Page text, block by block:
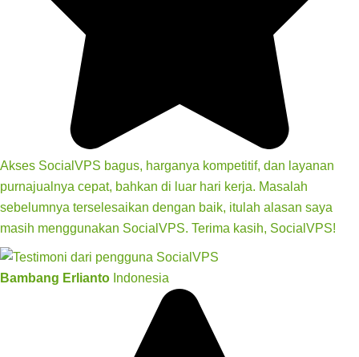
Akses SocialVPS bagus, harganya kompetitif, dan layanan
purnajualnya cepat, bahkan di luar hari kerja. Masalah
sebelumnya terselesaikan dengan baik, itulah alasan saya
masih menggunakan SocialVPS. Terima kasih, SocialVPS!
Bambang Erlianto Indonesia